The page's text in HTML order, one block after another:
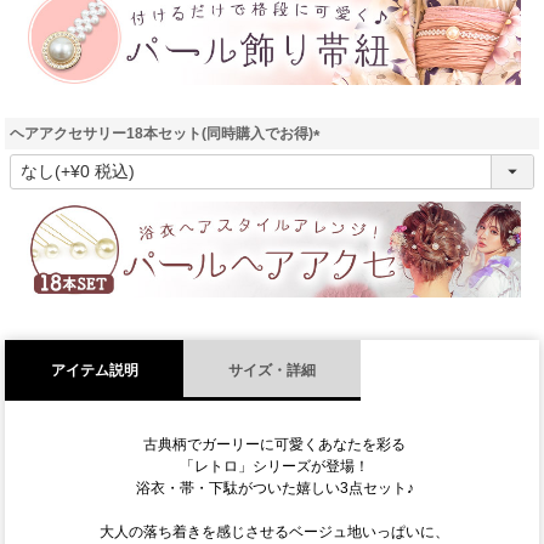
ヘアアクセサリー18本セット(同時購入でお得)
(
須
)
アイテム説明 サイズ・詳細
古典柄でガーリーに可愛くあなたを彩る
「レトロ」シリーズが登場！
浴衣・帯・下駄がついた嬉しい3点セット♪
大人の落ち着きを感じさせるベージュ地いっぱいに、